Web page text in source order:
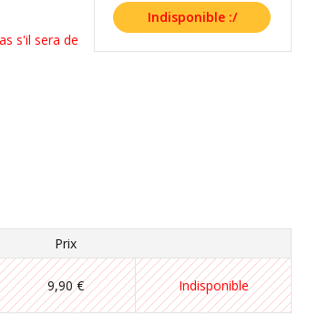
s'il sera de
Prix
9,90 € Indisponible